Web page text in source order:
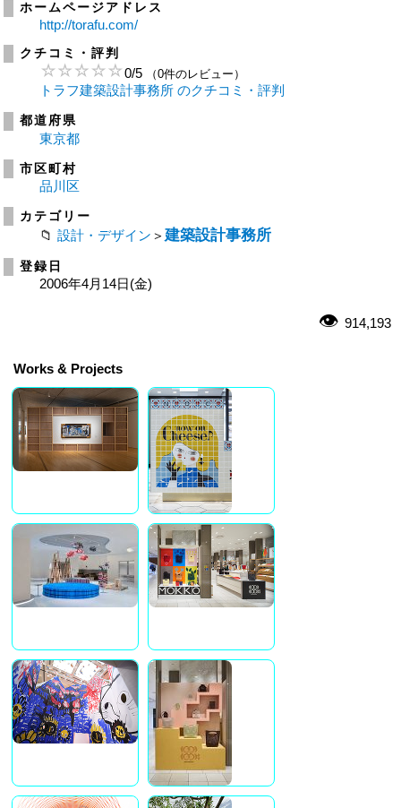
ホームページアドレス
http://torafu.com/
クチコミ・評判
0/5 （0件のレビュー）
トラフ建築設計事務所 のクチコミ・評判
都道府県
東京都
市区町村
品川区
カテゴリー
設計・デザイン ＞ 建築設計事務所
登録日
2006年4月14日(金)
914,193
Works & Projects